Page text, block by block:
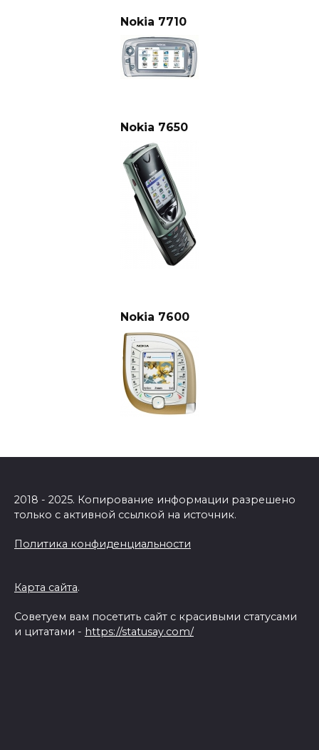
Nokia 7710
Nokia 7650
Nokia 7600
2018 - 2025. Копирование информации разрешено
только с активной ссылкой на источник.
Политика конфиденциальности
Карта сайта.
Советуем вам посетить сайт с красивыми статусами
и цитатами - https://statusay.com/